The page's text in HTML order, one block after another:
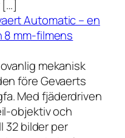
[…]
Automatic – en
8 mm-filmens
mekanisk
före Gevaerts
Med fjäderdriven
objektiv och
32 bilder per